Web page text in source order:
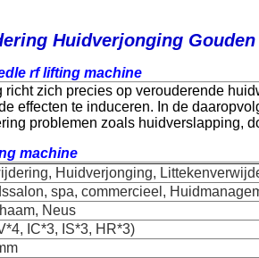
Huidverjonging
rf lifting machine
zich precies op verouderende
effecten te induceren. In de
problemen zoals huidverslapping,
machine
Huidverjonging,
spa, commercieel,
Neus
IC*3, IS*3, HR*3)